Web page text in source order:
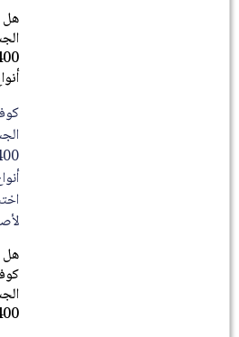
هل
أنواع
هل
400 مل يوميًا؟